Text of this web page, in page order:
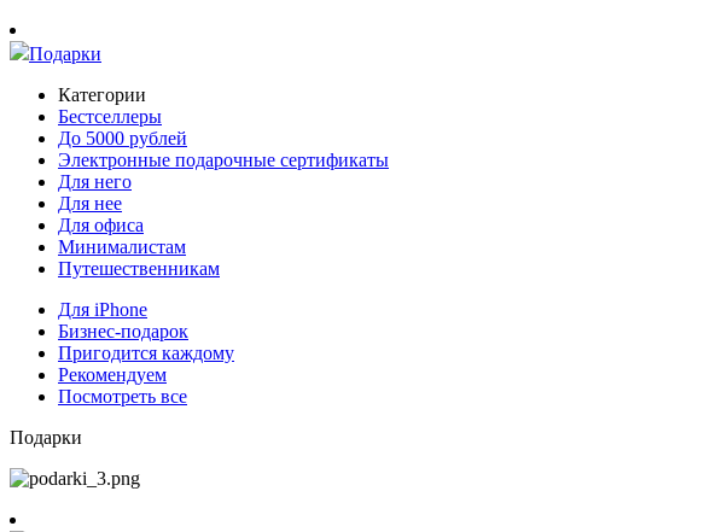
Подарки
Категории
Бестселлеры
До 5000 рублей
Электронные подарочные сертификаты
Для него
Для нее
Для офиса
Минималистам
Путешественникам
Для iPhone
Бизнес-подарок
Пригодится каждому
Рекомендуем
Посмотреть все
Подарки